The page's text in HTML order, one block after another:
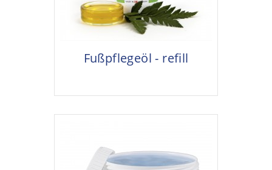
Fußpflegeöl - refill